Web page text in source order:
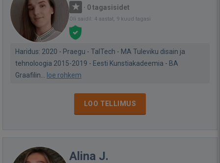
· 0 tagasisidet
Oli saidil: 4 aastat, 9 kuud tagasi
Haridus: 2020 - Praegu - TalTech - MA Tuleviku disain ja
tehnoloogia 2015-2019 - Eesti Kunstiakadeemia - BA
Graafilin...
loe rohkem
LOO TELLIMUS
Alina J.